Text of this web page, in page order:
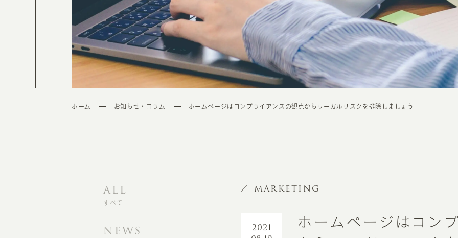
ホーム お知らせ・コラム ホームページはコンプライアンスの観点からリーガルリスクを排除しましょう
ALL
すべて
NEWS
MARKETING
ホームページはコン
2021